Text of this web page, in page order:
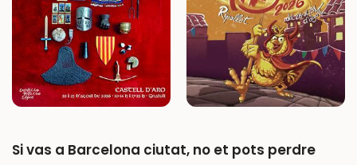
Si vas a Barcelona ciutat, no et pots perdre